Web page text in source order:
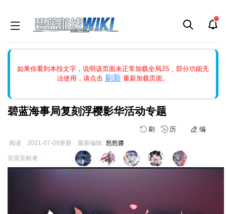
如果你看到本段文字，说明该页面未正常加载全局JS，部分功能无
法使用，请点击 刷新 重新加载页面。
能中的刷新按钮清除页面缓存并刷新，如果还有问题，请多尝试几
碧蓝海事局复刻浮樱影华活动专题
刷 历 编
阅读 2021-07-09更新 最新编辑: 怒怒醬
跳
导
航
跳
搜
索
页面贡献者 :